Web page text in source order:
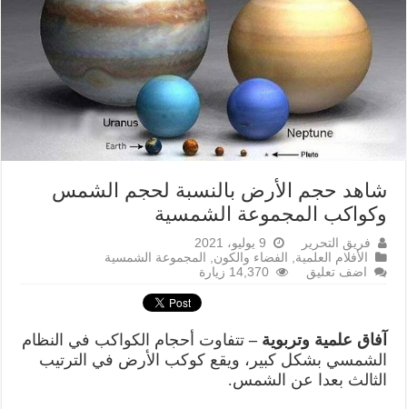
شاهد حجم الأرض بالنسبة لحجم الشمس
وكواكب المجموعة الشمسية
فريق التحرير
9 يوليو، 2021
الأفلام العلمية, الفضاء والكون,
المجموعة الشمسية
اضف تعليق
14,370 زيارة
آفاق علمية وتربوية –تتفاوت أحجام الكواكب في النظام
الشمسي بشكل كبير، ويقع كوكب الأرض في الترتيب
الثالث بعدا عن الشمس.